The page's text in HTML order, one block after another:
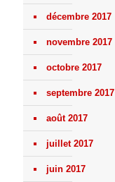
décembre 2017
novembre 2017
octobre 2017
septembre 2017
août 2017
juillet 2017
juin 2017